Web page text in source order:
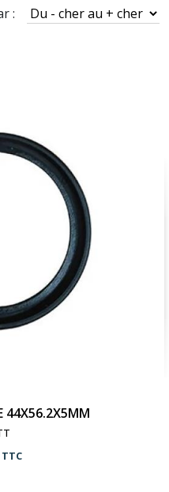
:
44X56.2X5MM
TTC